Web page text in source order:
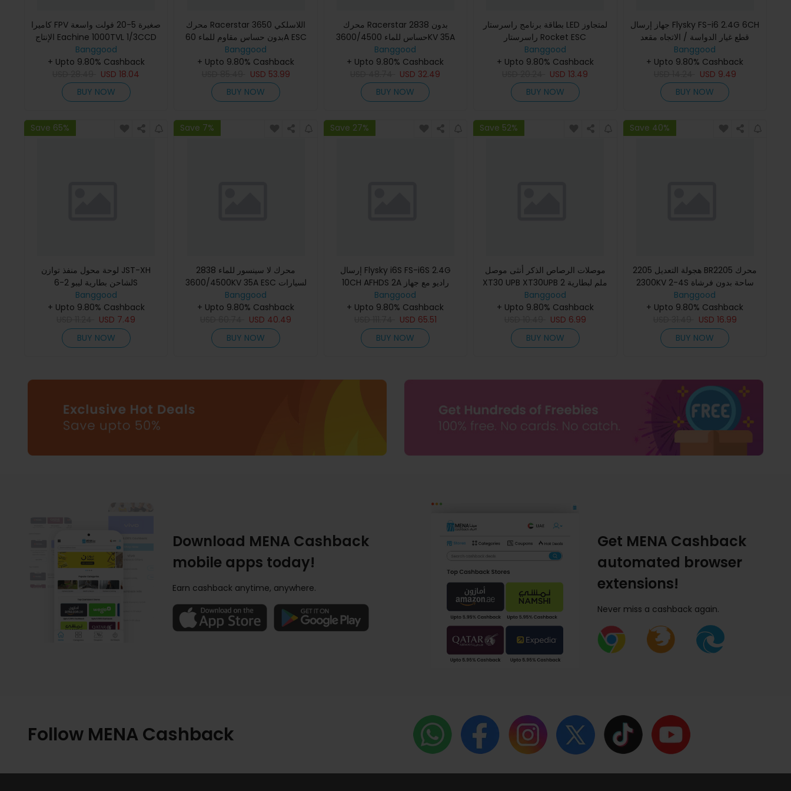
كاميرا FPV صغيرة 5-20 فولت واسعة
الإنتاج Eachine 1000TVL 1/3CCD
PAL قابلة للتبديل
Banggood
+ Upto 9.80% Cashback
USD18.04
BUY NOW
محرك Racerstar 3650 اللاسلكي
بدون حساس مقاوم للماء 60A ESC
لشاحنة RC 1/10 على الطرق الوعرة
Banggood
+ Upto 9.80% Cashback
USD 53.99
BUY NOW
محرك Racerstar 2838 بدون
حساس للماء 3600/4500KV 35A
ESC لسيارات 1/12 و 1/14Banggood
+ Upto 9.80% Cashback
USD 32.49
BUY NOW
بطاقة برنامج راسرستار LED لمتجاوز
راسرستار Rocket ESC
Banggood
+ Upto 9.80% Cashback
USD13.49
BUY NOW
جهاز إرسال Flysky FS-i6 2.4G 6CH
قطع غيار الدواسة / الاتجاه مقعد
الحملة الرئيسي
Banggood
+ Upto 9.80% Cashback
USD 9.49
BUY NOW
Save 65%
لوحة محول منفذ توازن JST-XH
لشاحن بطارية ليبو 2-6S
Banggood
+ Upto 9.80% Cashback
USD 7.49
BUY NOW
Save 7%
محرك لا سينسور للماء 2838
3600/4500KV 35A ESC لسيارات
1/12 1/14
Banggood
+ Upto 9.80% Cashback
USD 40.49
BUY NOW
Save 27%
إرسال Flysky i6S FS-i6S 2.4G
10CH AFHDS 2A راديو مع جهاز
FPV RC وسيارة هندسية وقارب ور
Banggood
+ Upto 9.80% Cashback
USD 65.51
BUY NOW
Save 52%
موصلات الرصاص الذكر أنثى موصل
XT30 UPB XT30UPB 2 ملم لبطارية
Banggood
+ Upto 9.80% Cashback
USD 6.99
BUY NOW
Save 40%
هجولة التعديل 2205 BR2205 محرك
2300KV 2-4S ساحة بدون فرشاة
أحمر لـ 220 250 طائرة بدون طيار RC
سباق FPV
Banggood
+ Upto 9.80% Cashback
USD 16.99
BUY NOW
Download MENA Cashback
mobile apps today!
Earn cashback anytime, anywhere.
Get MENA Cashback
automated browser
extensions!
Never miss a cashback again.
Follow MENA Cashback